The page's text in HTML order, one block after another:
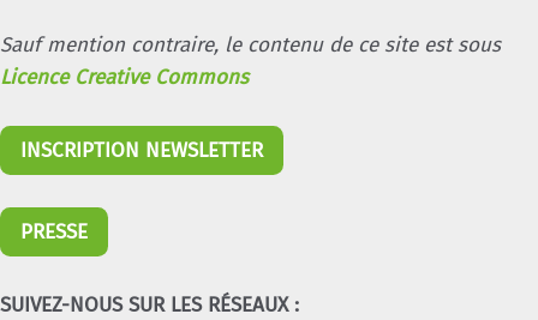
Sauf mention contraire, le contenu de ce site est sous
Licence Creative Commons
INSCRIPTION NEWSLETTER
PRESSE
SUIVEZ-NOUS SUR LES RÉSEAUX :